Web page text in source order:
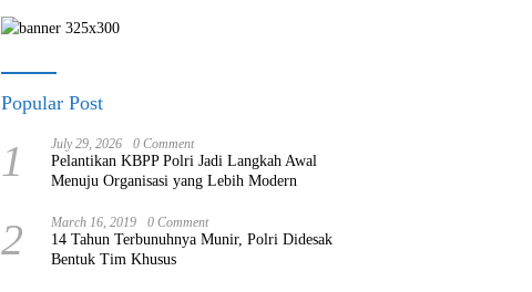
Popular Post
1 July 29, 2026 0 Comment
Pelantikan KBPP Polri Jadi Langkah Awal
Menuju Organisasi yang Lebih Modern
2 March 16, 2019 0 Comment
14 Tahun Terbunuhnya Munir, Polri Didesak
Bentuk Tim Khusus